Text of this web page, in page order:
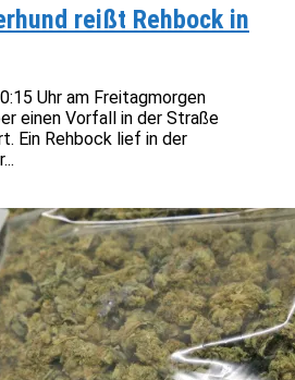
reißt Rehbock in
Uhr am Freitagmorgen
einen Vorfall in der Straße
Ein Rehbock lief in der